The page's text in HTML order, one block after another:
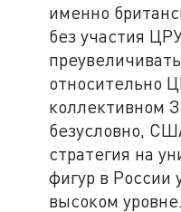
именно
без участия
относительно
коллективном
безусловно,
стратегия на
фигур в России
высоком уровне.